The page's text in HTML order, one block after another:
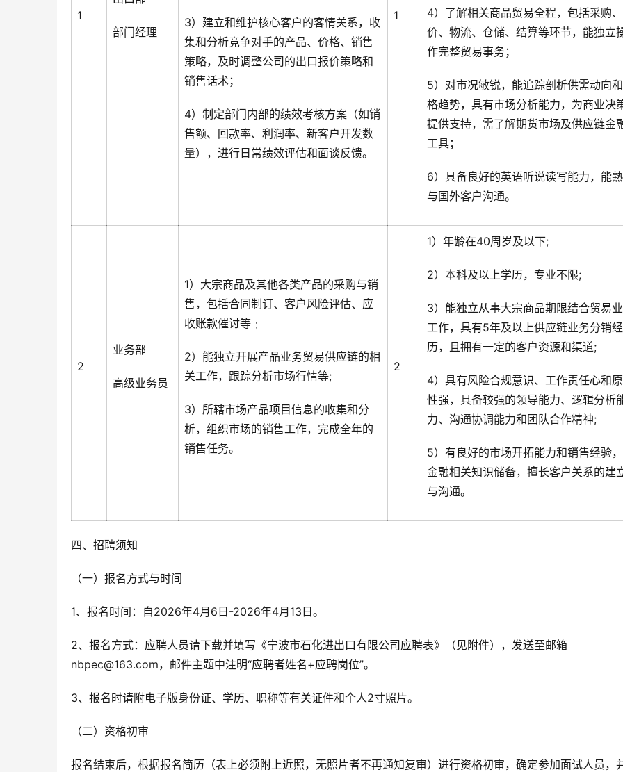
1
部门经理
3）建立和维护核心客户的客情关系，收
集和分析竞争对手的产品、价格、销售
策略，及时调整公司的出口报价策略和
销售话术；
4）制定部门内部的绩效考核方案（如销
售额、回款率、利润率、新客户开发数
量），进行日常绩效评估和面谈反馈。
1
4）了解相关商品贸易全程，包括采购
价、物流、仓储、结算等环节，能独立
作完整贸易事务；
5）对市况敏锐，能追踪剖析供需动向
格趋势，具有市场分析能力，为商业决
提供支持，需了解期货市场及供应链金
工具；
6）具备良好的英语听说读写能力，能
与国外客户沟通。
2
业务部
高级业务员
1）大宗商品及其他各类产品的采购与销
售，包括合同制订、客户风险评估、应
收账款催讨等﹔
2）能独立开展产品业务贸易供应链的相
关工作，跟踪分析市场行情等;
3）所辖市场产品项目信息的收集和分
析，组织市场的销售工作，完成全年的
销售任务。
2
1）年龄在40周岁及以下;
2）本科及以上学历，专业不限;
3）能独立从事大宗商品期限结合贸易
工作，具有5年及以上供应链业务分销经
历，且拥有一定的客户资源和渠道;
4）具有风险合规意识、工作责任心和
性强，具备较强的领导能力、逻辑分析
力、沟通协调能力和团队合作精神;
5）有良好的市场开拓能力和销售经验
金融相关知识储备，擅长客户关系的建
与沟通。
四、招聘须知
（一）报名方式与时间
1、报名时间：自2026年4月6日-2026年4月13日。
2、报名方式：应聘人员请下载并填写《宁波市石化进出口有限公司应聘表》（见附件），发送至邮箱
nbpec@163.com，邮件主题中注明“应聘者姓名+应聘岗位”。
3、报名时请附电子版身份证、学历、职称等有关证件和个人2寸照片。
（二）资格初审
报名结束后，根据报名简历（表上必须附上近照，无照片者不再通知复审）进行资格初审，确定参加面试人员，